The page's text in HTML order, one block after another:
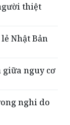
Nhật Bản
nguy cơ
nghi do